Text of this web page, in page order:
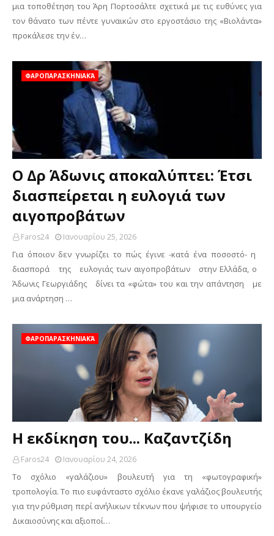
μια τοποθέτηση του Άρη Πορτοσάλτε σχετικά με τις ευθύνες για
τον θάνατο των πέντε γυναικών στο εργοστάσιο της «Βιολάντα»
προκάλεσε την έν…
ΦΑΡΟΠΑΡΑΣΚΗΝΙΑΚΆ
Ο Δρ Άδωνις αποκαλύπτει: Έτσι
διασπείρεται η ευλογιά των
αιγοπροβάτων
Faros24 Ιανουαρίου 25, 2026
Για όποιον δεν γνωρίζει το πώς έγινε -κατά ένα ποσοστό- η
διασπορά της ευλογιάς των αιγοπροβάτων στην Ελλάδα, ο
Άδωνις Γεωργιάδης δίνει τα «φώτα» του και την απάντηση με
μια ανάρτηση …
ΦΑΡΟΠΑΡΑΣΚΗΝΙΑΚΆ
Η εκδίκηση του... Καζαντζίδη
Faros24 Ιανουαρίου 24, 2026
Το σχόλιο «γαλάζιου» βουλευτή για τη «φωτογραφική»
τροπολογία. Το πιο ευφάνταστο σχόλιο έκανε γαλάζιος βουλευτής
για την ρύθμιση περί ανήλικων τέκνων που ψήφισε το υπουργείο
Δικαιοσύνης και αξιοποί…